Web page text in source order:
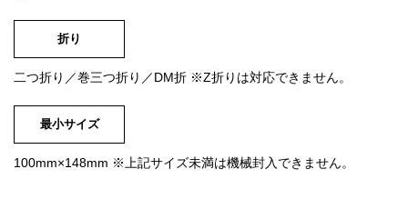
折り
二つ折り／巻三つ折り／DM折 ※Z折りは対応できません。
最小サイズ
100mm×148mm ※上記サイズ未満は機械封入できません。